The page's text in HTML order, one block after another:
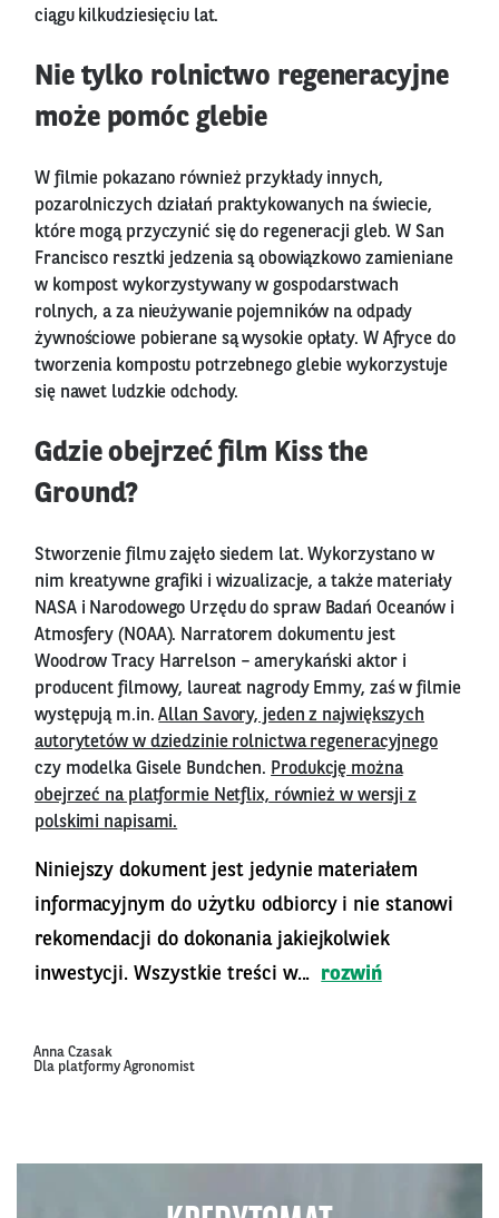
ciągu kilkudziesięciu lat.
Nie tylko rolnictwo regeneracyjne
może pomóc glebie
W filmie pokazano również przykłady innych,
pozarolniczych działań praktykowanych na świecie,
które mogą przyczynić się do regeneracji gleb. W San
Francisco resztki jedzenia są obowiązkowo zamieniane
w kompost wykorzystywany w gospodarstwach
rolnych, a za nieużywanie pojemników na odpady
żywnościowe pobierane są wysokie opłaty. W Afryce do
tworzenia kompostu potrzebnego glebie wykorzystuje
się nawet ludzkie odchody.
Gdzie obejrzeć film Kiss the
Ground?
Stworzenie filmu zajęło siedem lat. Wykorzystano w
nim kreatywne grafiki i wizualizacje, a także materiały
NASA i Narodowego Urzędu do spraw Badań Oceanów i
Atmosfery (NOAA). Narratorem dokumentu jest
Woodrow Tracy Harrelson – amerykański aktor i
producent filmowy, laureat nagrody Emmy, zaś w filmie
występują m.in.Allan Savory, jeden z największych
autorytetów w dziedzinie rolnictwa regeneracyjnego
czy modelka Gisele Bundchen. Produkcję można
obejrzeć na platformie Netflix, również w wersji z
polskimi napisami.
Niniejszy dokument jest jedynie materiałem
informacyjnym do użytku odbiorcy i nie stanowi
rekomendacji do dokonania jakiejkolwiek
inwestycji. Wszystkie treści w...
rozwiń
Anna Czasak
Dla platformy Agronomist